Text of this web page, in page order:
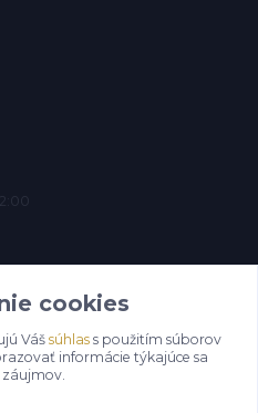
cookies
Váš súhlass použitím súborov
informácie týkajúce sa
záujmov.